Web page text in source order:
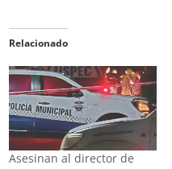
Relacionado
Asesinan al director de